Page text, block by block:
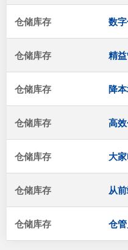
仓储库存
仓储库存
仓储库存 降
仓储库存 高
仓储库存 大
仓储库存
仓储库存 仓